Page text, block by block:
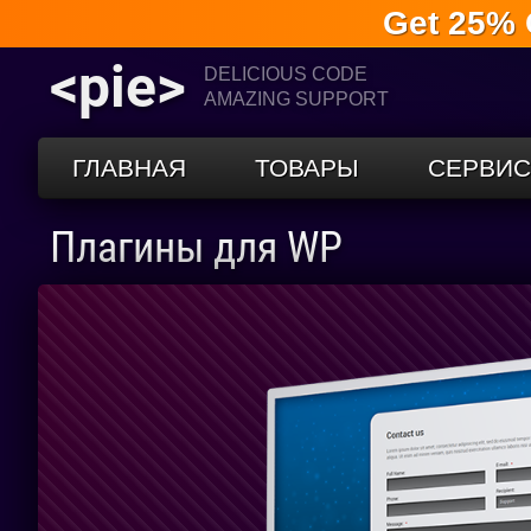
Get 25%
<pie>
DELICIOUS CODE
AMAZING SUPPORT
ГЛАВНАЯ ТОВАРЫ
Плагины для WP